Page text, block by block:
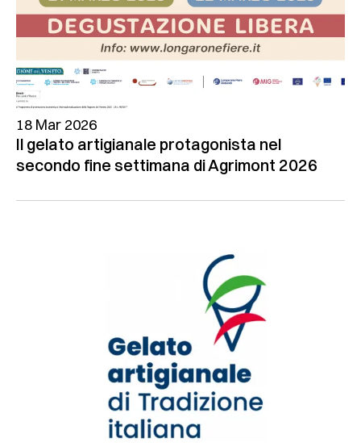
18 Mar 2026
Il gelato artigianale protagonista nel
secondo fine settimana di Agrimont 2026